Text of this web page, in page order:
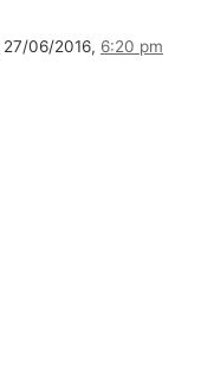
27/06/2016, 6:20 pm